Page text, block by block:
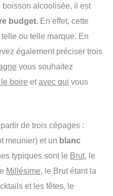
alcoolisée, il est
budget. En effet, cette
ou telle marque. En
également préciser trois
vous souhaitez
boire etavec qui vous
de trois cépages :
meunier) et un blanc
typiques sont le Brut, le
Millésime, le Brut étant la
et les fêtes, le